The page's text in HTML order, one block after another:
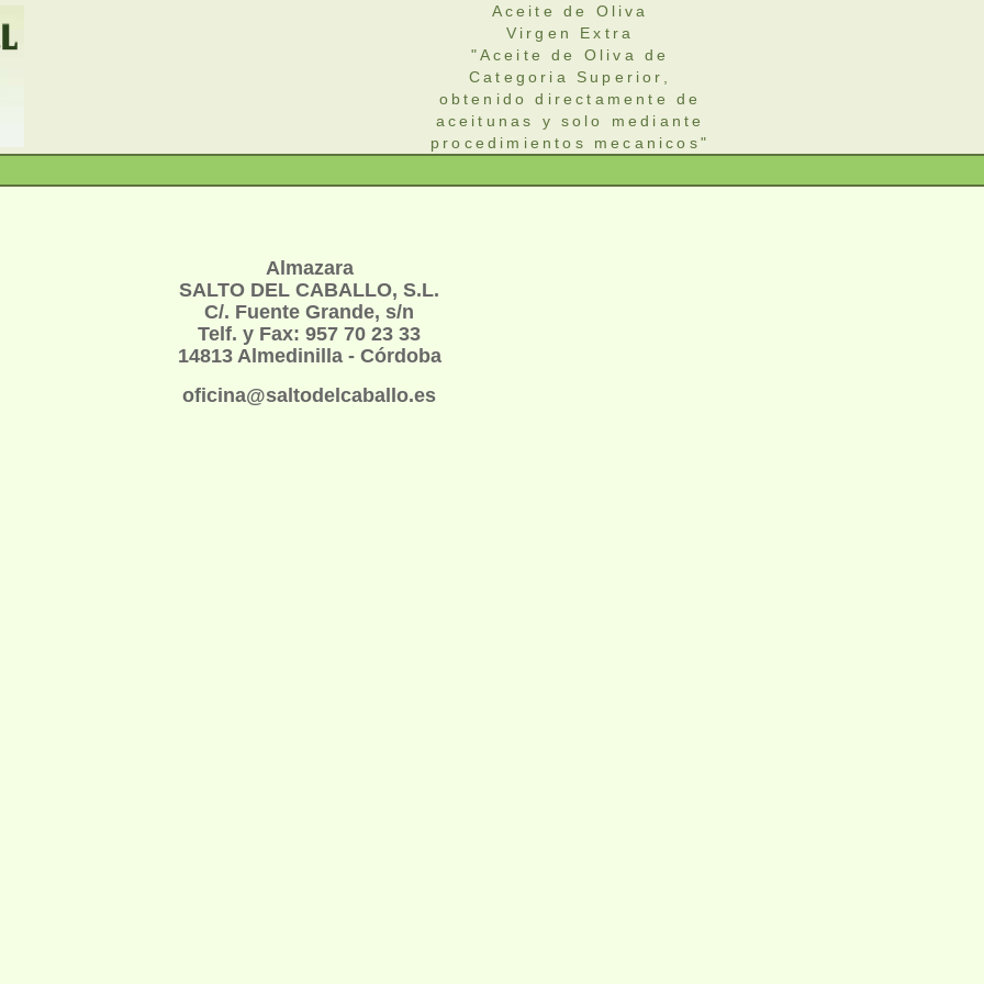
Aceite de Oliva
Virgen Extra
"Aceite de Oliva de
Categoria Superior,
obtenido directamente de
aceitunas y solo mediante
procedimientos mecanicos"
Almazara
SALTO DEL CABALLO, S.L.
C/. Fuente Grande, s/n
Telf. y Fax: 957 70 23 33
14813 Almedinilla - Córdoba
oficina@saltodelcaballo.es